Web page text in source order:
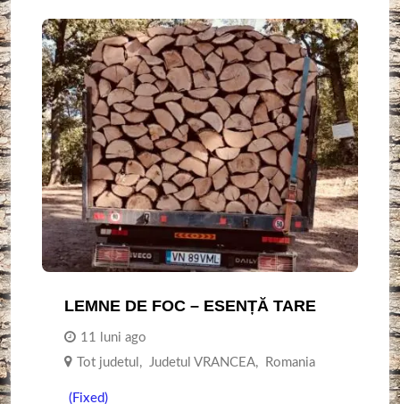
LEMNE DE FOC – ESENȚĂ TARE
11 luni ago
Tot judetul , Judetul VRANCEA, Romania
(Fixed)